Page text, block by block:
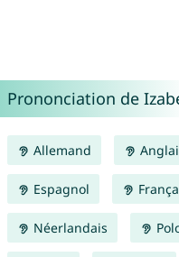
Prononciation de
Allemand
Espagnol
Néerlandais